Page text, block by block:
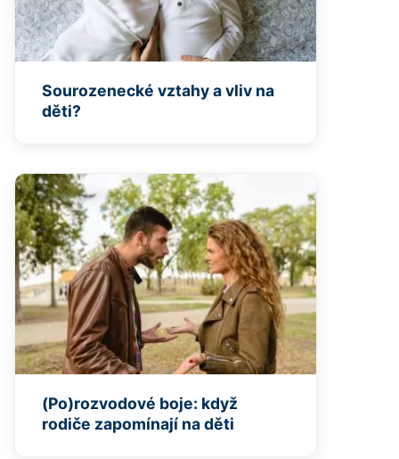
Sourozenecké vztahy a vliv na
děti?
(Po)rozvodové boje: když
rodiče zapomínají na děti